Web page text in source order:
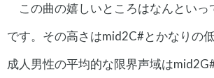
この曲の嬉しいところはなんといっ
です。その高さはmid2C#とかなりの
成人男性の平均的な限界声域は